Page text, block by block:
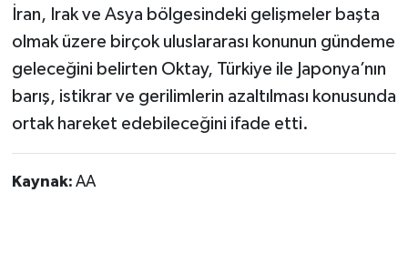
İran, Irak ve Asya bölgesindeki gelişmeler başta
olmak üzere birçok uluslararası konunun gündeme
geleceğini belirten Oktay, Türkiye ile Japonya’nın
barış, istikrar ve gerilimlerin azaltılması konusunda
ortak hareket edebileceğini ifade etti.
Kaynak: AA